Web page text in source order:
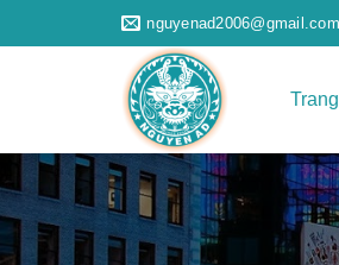
to
nguyenad2006@gmail.com